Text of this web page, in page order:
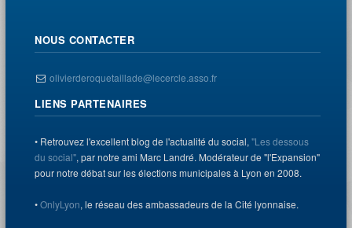
NOUS CONTACTER
olivierderoquetaillade@lecercle.asso.fr
LIENS PARTENAIRES
• Retrouvez l'excellent blog de l'actualité du social,"Les dessous
du social", par notre ami Marc Landré. Modérateur de "l'Expansion"
pour notre débat sur les élections municipales à Lyon en 2008.
•OnlyLyon, le réseau des ambassadeurs de la Cité lyonnaise.